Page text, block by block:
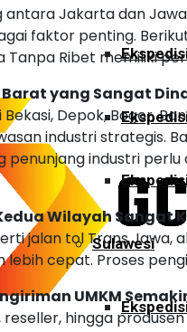
Sulawesi
antara Jakarta dan
faktor penting.
Ribet memiliki
yang Sangat
Depok, Bogor,
industri strategis.
penunjang industri
Wilayah Sangat
jalan tol Trans Jawa,
lebih cepat. Proses
UMKM
reseller, hingga